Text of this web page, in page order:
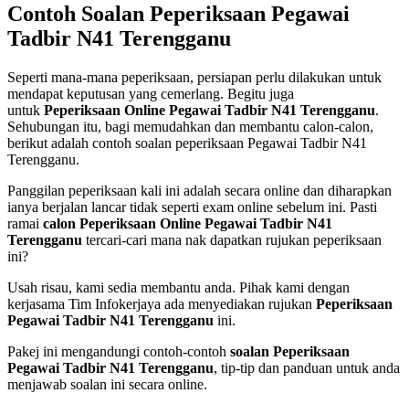
Contoh Soalan Peperiksaan Pegawai
Tadbir N41 Terengganu
Seperti mana-mana peperiksaan, persiapan perlu dilakukan untuk
mendapat keputusan yang cemerlang. Begitu juga
untuk Peperiksaan Online Pegawai Tadbir N41 Terengganu.
Sehubungan itu, bagi memudahkan dan membantu calon-calon,
berikut adalah contoh soalan peperiksaan Pegawai Tadbir N41
Terengganu.
Panggilan peperiksaan kali ini adalah secara online dan diharapkan
ianya berjalan lancar tidak seperti exam online sebelum ini. Pasti
ramai calon Peperiksaan Online Pegawai Tadbir N41
Terengganu tercari-cari mana nak dapatkan rujukan peperiksaan
ini?
Usah risau, kami sedia membantu anda. Pihak kami dengan
kerjasama Tim Infokerjaya ada menyediakan rujukan Peperiksaan
Pegawai Tadbir N41 Terengganu ini.
Pakej ini mengandungi contoh-contoh soalan Peperiksaan
Pegawai Tadbir N41 Terengganu, tip-tip dan panduan untuk anda
menjawab soalan ini secara online.